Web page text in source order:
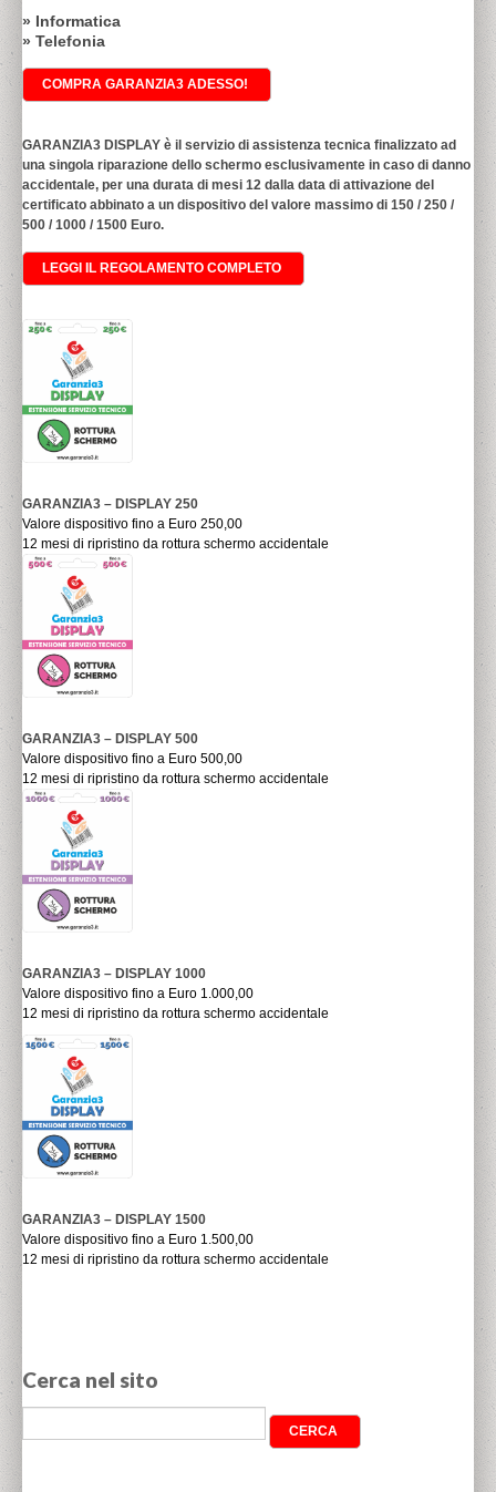
» Informatica
» Telefonia
COMPRA GARANZIA3 ADESSO!
GARANZIA3 DISPLAY è il servizio di assistenza tecnica finalizzato ad
una singola riparazione dello schermo esclusivamente in caso di danno
accidentale, per una durata di mesi 12 dalla data di attivazione del
certificato abbinato a un dispositivo del valore massimo di 150 / 250 /
500 / 1000 / 1500 Euro.
LEGGI IL REGOLAMENTO COMPLETO
GARANZIA3 – DISPLAY 250
Valore dispositivo fino a Euro 250,00
12 mesi di ripristino da rottura schermo accidentale
GARANZIA3 – DISPLAY 500
Valore dispositivo fino a Euro 500,00
12 mesi di ripristino da rottura schermo accidentale
GARANZIA3 – DISPLAY 1000
Valore dispositivo fino a Euro 1.000,00
12 mesi di ripristino da rottura schermo accidentale
GARANZIA3 – DISPLAY 1500
Valore dispositivo fino a Euro 1.500,00
12 mesi di ripristino da rottura schermo accidentale
Cerca nel sito